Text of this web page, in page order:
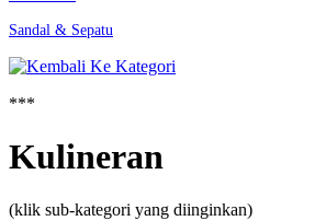
Sandal & Sepatu
***
Kulineran
(klik sub-kategori yang diinginkan)